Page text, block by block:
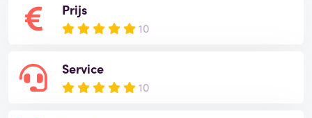
Prijs
10
Service
10